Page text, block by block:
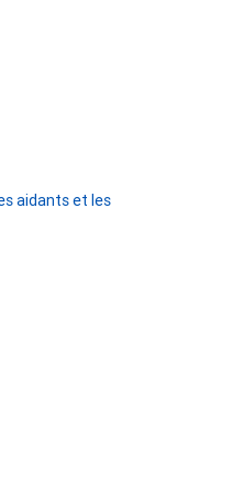
aidants et les